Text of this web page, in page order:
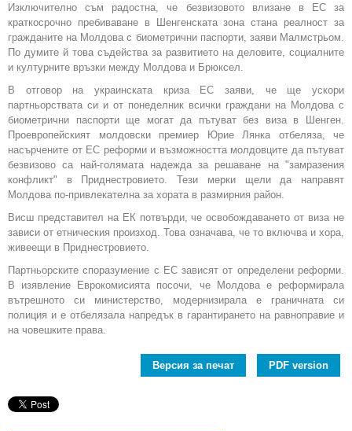
Изключително съм радостна, че безвизовото влизане в ЕС за
краткосрочно пребиваване в Шенгенската зона стана реалност за
гражданите на Молдова с биометрични паспорти, заяви Малмстрьом.
По думите й това съдейства за развитието на деловите, социалните
и културните връзки между Молдова и Брюксел.
В отговор на украинската криза ЕС заяви, че ще ускори
партньорствата си и от понеделник всички граждани на Молдова с
биометрични паспорти ще могат да пътуват без виза в Шенген.
Проевропейският молдовски премиер Юрие Лянка отбеляза, че
насърчените от ЕС реформи и възможността молдовците да пътуват
безвизово са най-голямата надежда за решаване на "замразения
конфликт" в Приднестровието. Тези мерки щели да направят
Молдова по-привлекателна за хората в размирния район.
Висш представител на ЕК потвърди, че освобождаването от виза не
зависи от етническия произход. Това означава, че то включва и хора,
живеещи в Приднестровието.
Партньорските споразумение с ЕС зависят от определени реформи.
В изявление Еврокомисията посочи, че Молдова е реформирала
вътрешното си министерство, модернизирала е граничната си
полиция и е отбелязала напредък в гарантирането на равноправие и
на човешките права.
Версия за печат PDF version